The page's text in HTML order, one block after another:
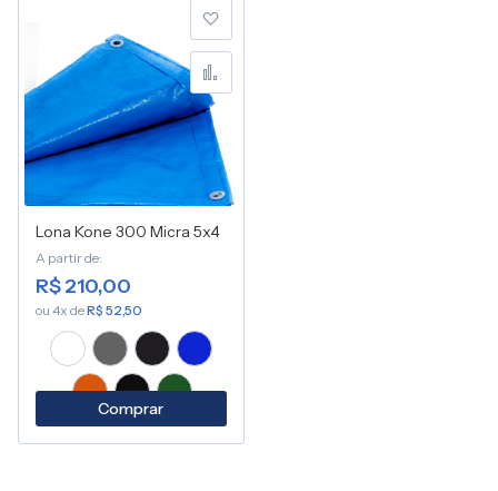
Lona Kone 300 Micra 5x4
A partir de
R$ 210,00
ou 4x deR$ 52,50
Comprar
Adicionar à lista de
Adicionar para